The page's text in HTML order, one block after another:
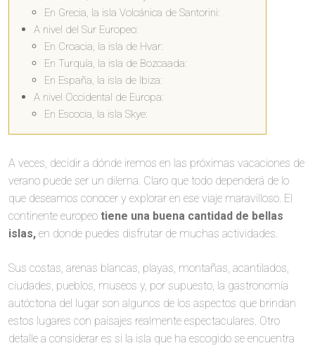
En Grecia, la isla Volcánica de Santorini:
A nivel del Sur Europeo:
En Croacia, la isla de Hvar:
En Turquía, la isla de Bozcaada:
En España, la isla de Ibiza:
A nivel Occidental de Europa:
En Escocia, la isla Skye:
A veces, decidir a dónde iremos en las próximas vacaciones de
verano puede ser un dilema. Claro que todo dependerá de lo
que deseamos conocer y explorar en ese viaje maravilloso. El
continente europeo tiene una buena cantidad de bellas
islas, en donde puedes disfrutar de muchas actividades.
Sus costas, arenas blancas, playas, montañas, acantilados,
ciudades, pueblos, museos y, por supuesto, la gastronomía
autóctona del lugar son algunos de los aspectos que brindan
estos lugares con paisajes realmente espectaculares. Otro
detalle a considerar es si la isla que ha escogido se encuentra